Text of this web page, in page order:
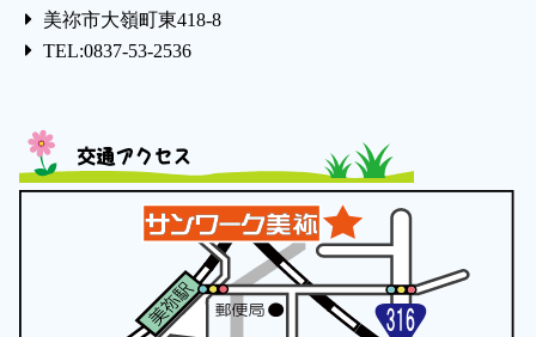
美祢市大嶺町東418-8
TEL:0837-53-2536
交通アクセス